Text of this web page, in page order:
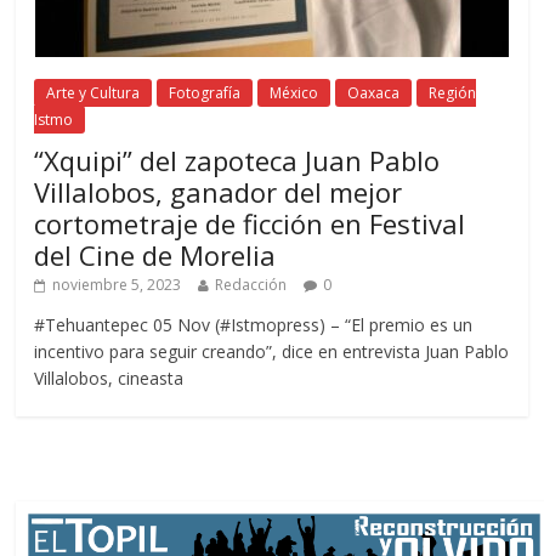
Arte y Cultura Fotografía México Oaxaca
Región
Istmo
“Xquipi” del zapoteca Juan Pablo
Villalobos, ganador del mejor
cortometraje de ficción en Festival
del Cine de Morelia
noviembre 5, 2023 Redacción 0
#Tehuantepec 05 Nov (#Istmopress) – “El premio es un
incentivo para seguir creando”, dice en entrevista Juan Pablo
Villalobos, cineasta